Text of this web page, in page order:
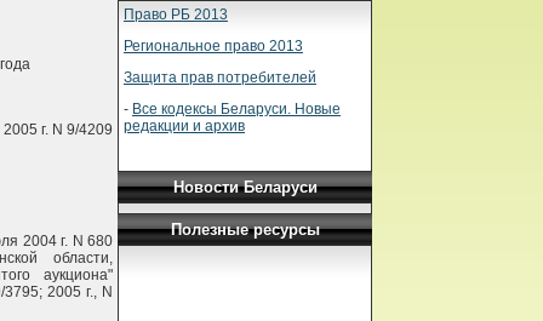
г. N 9/4209
2004 г. N 680
области,
аукциона"
2005 г., N
Право РБ 2013
Региональное право 2013
Защита прав потребителей
- Все кодексы Беларуси. Новые
редакции и архив
Новости Беларуси
Полезные ресурсы